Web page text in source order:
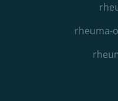
rheuma-